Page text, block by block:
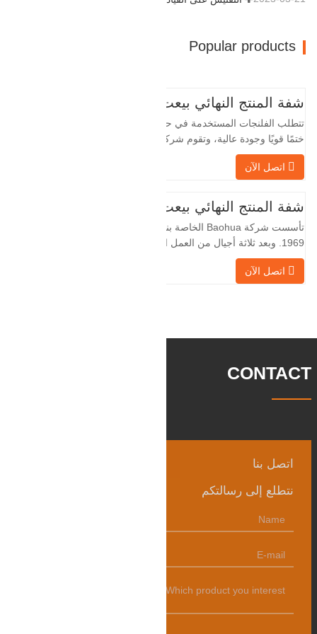
Popular products
شفة المنتج النهائي بيعت
تتطلب الفلنجات المستخدمة في حقول النفط
الخاصة بنا بمعالجة الفلنجات في حقول النفط
لسنوات عديدة وتقوم بتصديرها بشكل غير
لأن الصناعة المحلية ليست مثالية، فإننا نريد
الاستيراد والتصدير مباشرة مع العملاء
الأجانب،
اتصل الآن
شفة المنتج النهائي بيعت
تأسست شركة Baohua الخاصة بنا في عام
1969. وبعد ثلاثة أجيال من العمل الشاق،
وتوليد طاقة الرياح وقطع
اتصل الآن
CONTACT
اتصل بنا
نتطلع إلى رسالتكم